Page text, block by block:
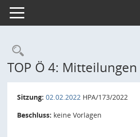
Toggle navigation
Rechercheauswahl
TOP Ö 4: Mitteilungen
Sitzung: 02.02.2022 HPA/173/2022
Beschluss: keine Vorlagen